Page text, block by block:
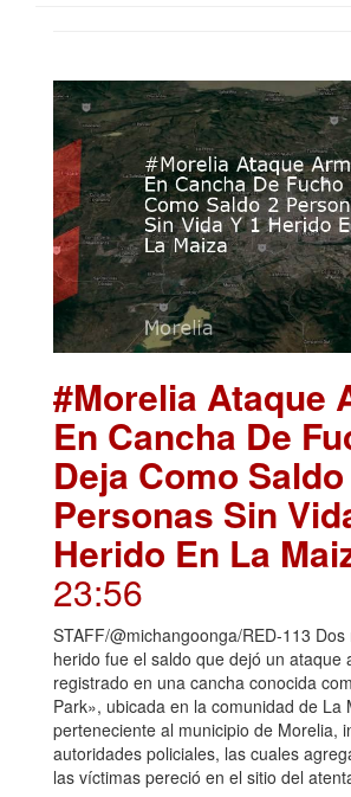
#Morelia Ataque
En Cancha De
Deja Como
Personas Sin
Herido En La
23:56
STAFF/@michangoonga/RED-113
herido fue el saldo que dejó un ataque
registrado en una cancha conocida
Park», ubicada en la comunidad de La
perteneciente al municipio de Morelia,
autoridades policiales, las cuales
las víctimas pereció en el sitio del